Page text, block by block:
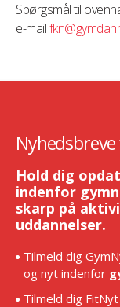
Spørgsmål til
e-mail
Hold dig
indenfor
skarp på
uddannelser.
Tilmeld dig
og nyt indenfor
Tilmeld dig